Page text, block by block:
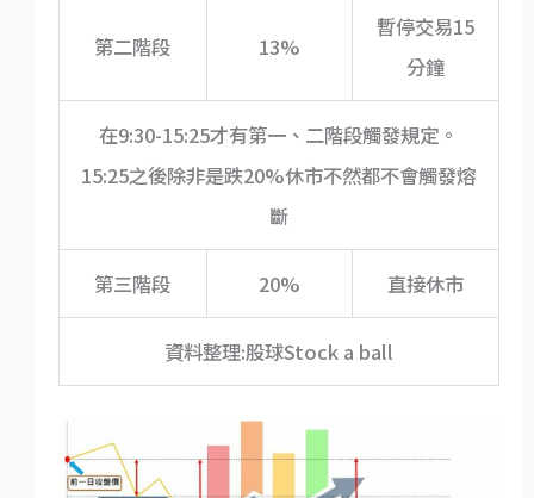
第二階段 13%
暫停交易15
分鐘
在9:30-15:25才有第一、二階段觸發規定。
15:25之後除非是跌20%休市不然都不會觸發熔
斷
第三階段 20% 直接休市
資料整理:股球Stock a ball